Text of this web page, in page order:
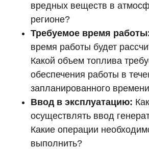
вредных веществ в
регионе?
Требуемое время
время работы будет
Какой объем топлива
обеспечения работы в
запланированного
Ввод в эксплуатацию:
осуществлять ввод
Какие операции
выполнить?